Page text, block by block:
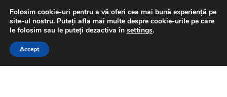
LIVRARE de la 33 lei
luni-vineri 9 a.m. - 4 p.m.031 229 6816
Sari
Sari
Folosim cookie-uri pentru a vă oferi cea mai bună experiență pe
site-ul nostru. Puteți afla mai multe despre cookie-urile pe care
le folosim sau le puteți dezactiva în settings.
Accept